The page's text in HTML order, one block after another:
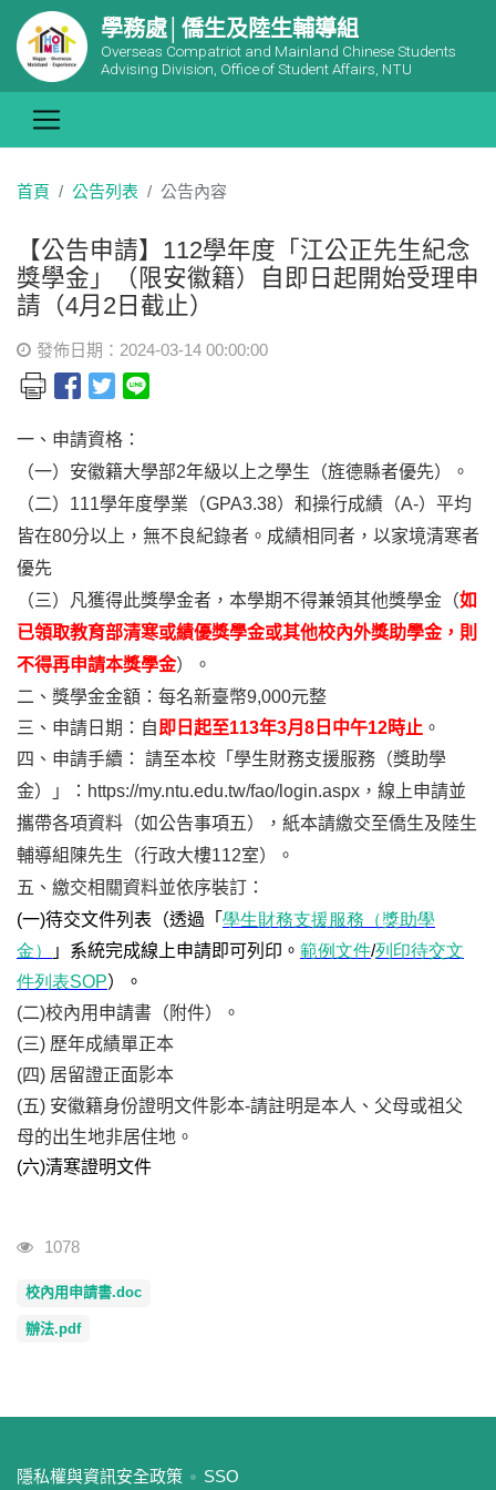
學務處│僑生及陸生輔導組
Overseas Compatriot and Mainland Chinese Students
Advising Division, Office of Student Affairs, NTU
首頁 公告列表 公告內容
【公告申請】112學年度「江公正先生紀念
獎學金」（限安徽籍）自即日起開始受理申
請（4月2日截止）
發佈日期：2024-03-14 00:00:00
一、 申請資格：
（一）安徽籍大學部2年級以上之學生（旌德縣者優先）。
（二）111學年度學業（GPA3.38）和操行成績（A-）平均
皆在80分以上，無不良紀錄者。成績相同者，以家境清寒者
優先
（三）凡獲得此獎學金者，本學期不得兼領其他獎學金（如
已領取教育部清寒或績優獎學金或其他校內外獎助學金，則
不得再申請本獎學金）。
二、 獎學金金額：每名新臺幣9,000元整
三、申請日期：自 即日起至113年3月8日中午12時止 。
四、申請手續： 請至本校「學生財務支援服務（獎助學
金）」： https://my.ntu.edu.tw/fao/login.aspx ，線上申請並
攜帶各項資料（如公告事項五），紙本請繳交至僑生及陸生
輔導組陳先生（行政大樓112室）。
五、 繳交相關資料並依序裝訂：
(一)待交文件列表 （透過「 學生財務支援服務（獎助學
金）
」系統完成線上申請即可列印。 範例文件/列印待交文
件列表SOP）。
(二)校內用申請書（附件）。
(三) 歷年成績單正本
(四) 居留證正面影本
(五) 安徽籍身份證明文件影本-請註明是本人、父母或祖父
母的出生地非居住地。
(六)清寒證明文件
瀏覽人次
1078
校內用申請書.doc
辦法.pdf
:::
隱私權與資訊安全政策 SSO